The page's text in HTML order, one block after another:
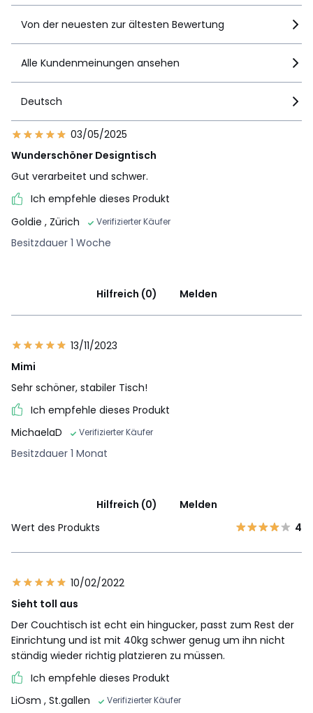
Von der neuesten zur ältesten Bewertung
Alle Kundenmeinungen ansehen
Deutsch
03/05/2025
Wunderschöner Designtisch
Gut verarbeitet und schwer.
Ich empfehle dieses Produkt
Goldie , Zürich Verifizierter Käufer
Besitzdauer 1 Woche
Hilfreich (0) Melden
13/11/2023
Mimi
Sehr schöner, stabiler Tisch!
Ich empfehle dieses Produkt
MichaelaD
Verifizierter Käufer
Besitzdauer 1 Monat
Hilfreich (0)
Melden
Wert des Produkts
4
10/02/2022
Sieht toll aus
Der Couchtisch ist echt ein hingucker, passt zum Rest der
Einrichtung und ist mit 40kg schwer genug um ihn nicht
ständig wieder richtig platzieren zu müssen.
Ich empfehle dieses Produkt
LiOsm , St.gallen Verifizierter Käufer